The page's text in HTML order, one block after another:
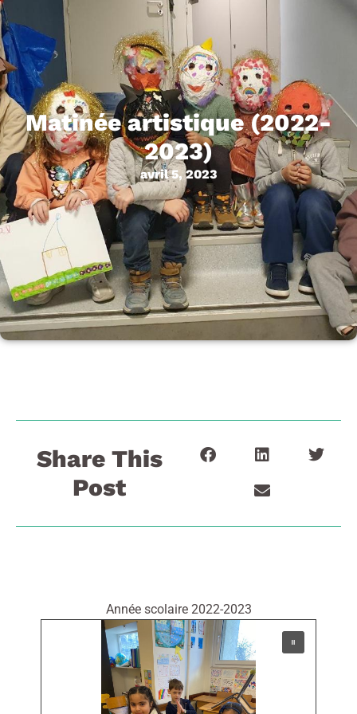
Matinée artistique (2022-
2023)
avril 5, 2023
Share This
Post
Année scolaire 2022-2023